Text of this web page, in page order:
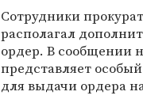
Сотрудники
располагал
ордер. В сообщении
представляет
для выдачи ордера